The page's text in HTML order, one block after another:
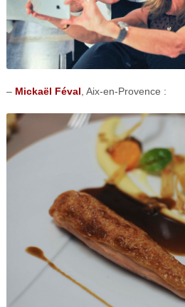
– Mickaël Féval , Aix-en-Provence :